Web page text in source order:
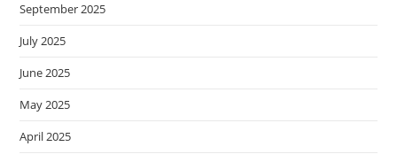
September 2025
July 2025
June 2025
May 2025
April 2025